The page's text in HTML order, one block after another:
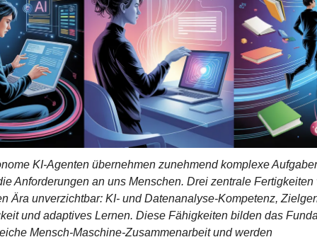
KI-Agenten übernehmen zunehmend komplexe
Anforderungen an uns Menschen. Drei zentrale Fertigkeiten
Ära unverzichtbar: KI- und Datenanalyse-Kompetenz,
und adaptives Lernen. Diese Fähigkeiten bilden das
Mensch-Maschine-Zusammenarbeit und werden